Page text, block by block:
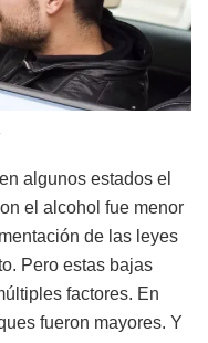
algunos estados el
el alcohol fue menor
de las leyes
Pero estas bajas
factores. En
fueron mayores. Y